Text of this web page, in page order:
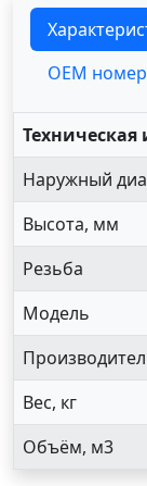
OEM
Наружный
Высота, мм
Резьба
Модель
Вес, кг
Объём, м3